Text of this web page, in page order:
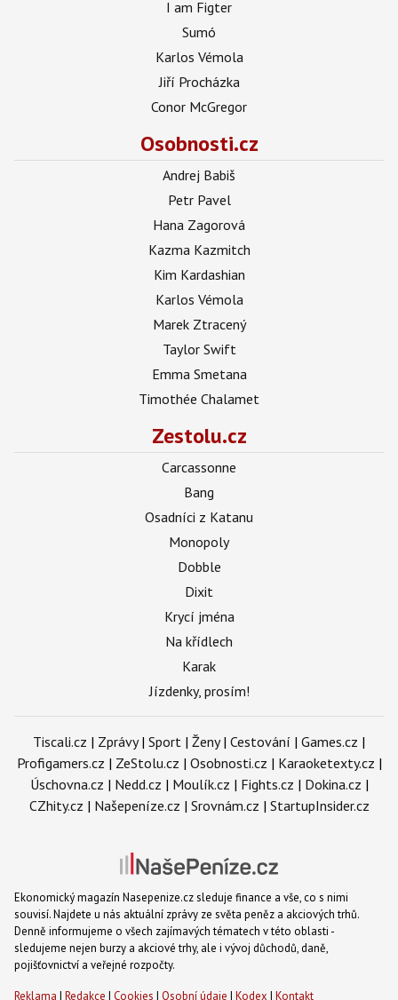
I am Figter
Sumó
Karlos Vémola
Jiří Procházka
Conor McGregor
Osobnosti.cz
Andrej Babiš
Petr Pavel
Hana Zagorová
Kazma Kazmitch
Kim Kardashian
Karlos Vémola
Marek Ztracený
Taylor Swift
Emma Smetana
Timothée Chalamet
Zestolu.cz
Carcassonne
Bang
Osadníci z Katanu
Monopoly
Dobble
Dixit
Krycí jména
Na křídlech
Karak
Jízdenky, prosím!
Tiscali.cz | Zprávy| Sport | Ženy| Cestování | Games.cz |
Profigamers.cz | ZeStolu.cz | Osobnosti.cz | Karaoketexty.cz |
Úschovna.cz | Nedd.cz | Moulík.cz | Fights.cz | Dokina.cz |
CZhity.cz | Našepeníze.cz | Srovnám.cz | StartupInsider.cz
Ekonomický magazín Nasepenize.cz sleduje finance a vše, co s nimi
souvisí. Najdete u nás aktuální zprávy ze světa peněz a akciových trhů.
Denně informujeme o všech zajímavých tématech v této oblasti -
sledujeme nejen burzy a akciové trhy, ale i vývoj důchodů, daně,
pojišťovnictví a veřejné rozpočty.
Reklama | Redakce | Cookies | Osobní údaje | Kodex | Kontakt